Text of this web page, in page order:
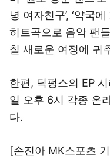
녕 여자친구’, ‘약국
히트곡으로 음악 팬
칠 새로운 여정에 귀
한편, 딕펑스의 EP
일 오후 6시 각종 온
다.
[손진아 MK스포츠